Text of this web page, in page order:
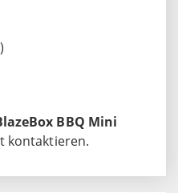
BBQ Mini
kontaktieren.